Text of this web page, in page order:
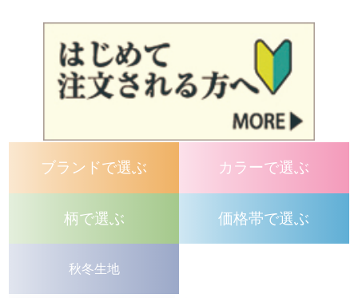
ブランドで選ぶ カラーで選ぶ
柄で選ぶ 価格帯で選ぶ
秋冬生地